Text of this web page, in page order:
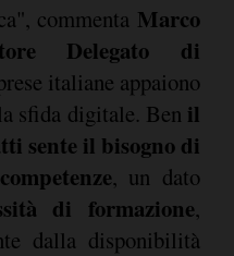
commenta Marco
Delegato di
italiane appaiono
sfida digitale. Ben il
sente il bisogno di
, un dato
di formazione,
dalla disponibilità